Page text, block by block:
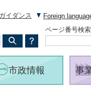
イダンス Foreign
ページ番号検索
市政情報 事